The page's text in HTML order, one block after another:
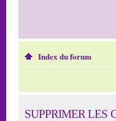
Index du forum
SUPPRIMER LES